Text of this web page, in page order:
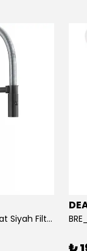
120.0621.313-Franke Krom/Mat Siyah Filtreli Armatür
₺